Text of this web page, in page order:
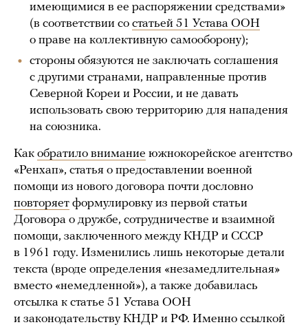
имеющимися в ее распоряжении средствами»
(в соответствии со статьей 51 Устава ООН
о праве на коллективную самооборону);
стороны обязуются не заключать соглашения
с другими странами, направленные против
Северной Кореи и России, и не давать
использовать свою территорию для нападения
на союзника.
Как обратило внимание южнокорейское агентство
«Ренхап», статья о предоставлении военной
помощи из нового договора почти дословно
повторяет формулировку из первой статьи
Договора о дружбе, сотрудничестве и взаимной
помощи, заключенного между КНДР и СССР
в 1961 году. Изменились лишь некоторые детали
текста (вроде определения «незамедлительная»
вместо «немедленной»), а также добавилась
отсылка к статье 51 Устава ООН
и законодательству КНДР и РФ. Именно ссылкой